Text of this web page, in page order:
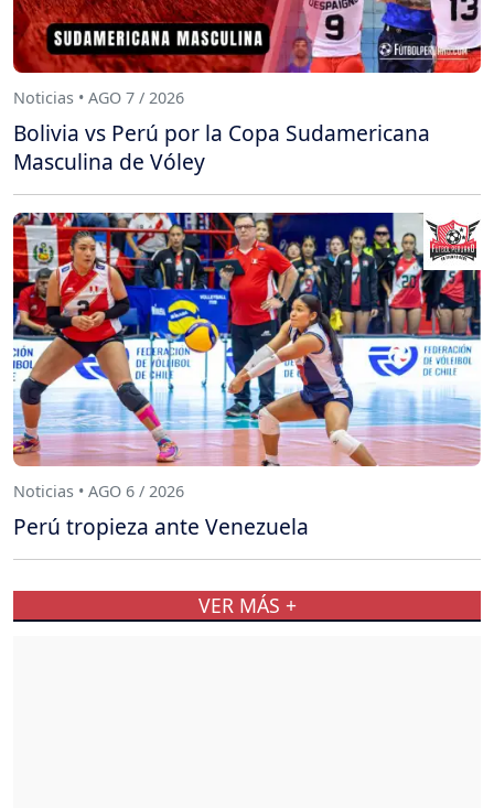
Noticias • AGO 7 / 2026
Bolivia vs Perú por la Copa Sudamericana
Masculina de Vóley
Noticias • AGO 6 / 2026
Perú tropieza ante Venezuela
VER MÁS +